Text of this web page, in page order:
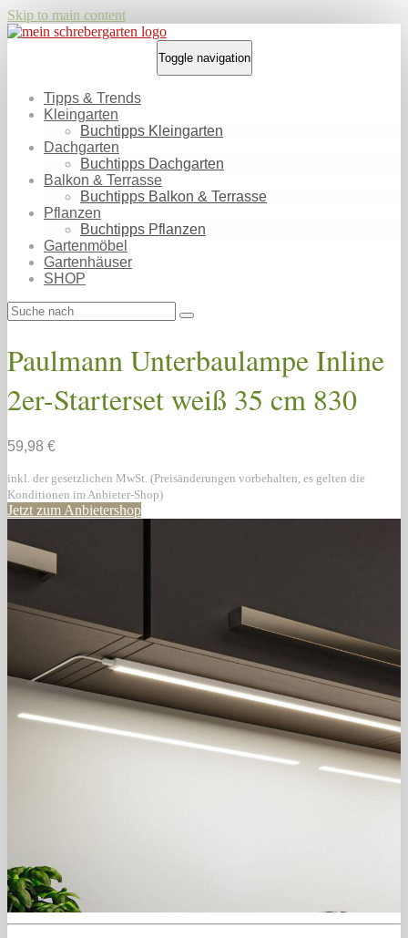
Skip to main content
Toggle navigation
Tipps & Trends
Kleingarten
Buchtipps Kleingarten
Dachgarten
Buchtipps Dachgarten
Balkon & Terrasse
Buchtipps Balkon & Terrasse
Pflanzen
Buchtipps Pflanzen
Gartenmöbel
Gartenhäuser
SHOP
Paulmann Unterbaulampe Inline
2er-Starterset weiß 35 cm 830
59,98 €
inkl. der gesetzlichen MwSt. (Preisänderungen vorbehalten, es gelten die
Konditionen im Anbieter-Shop)
Jetzt zum Anbietershop